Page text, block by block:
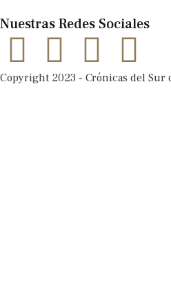
Nuestras Redes Sociales
Copyright 2023 - Crónicas del Sur